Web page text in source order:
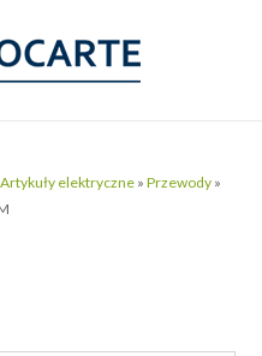
Artykuły elektryczne »Przewody »